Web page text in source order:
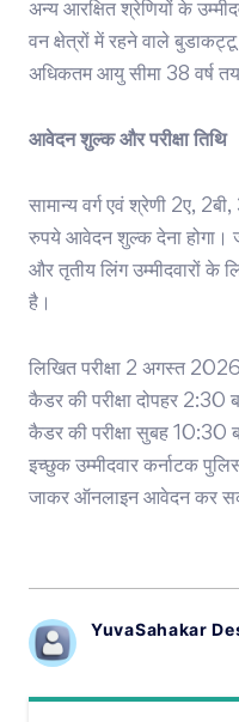
अन्य आरक्षित श्रेणियों के
वन क्षेत्रों में रहने वाले
अधिकतम आयु सीमा 38 वर्ष
आवेदन शुल्क और परीक्षा तिथि
सामान्य वर्ग एवं श्रेणी 2ए,
रुपये आवेदन शुल्क देना होगा।
और तृतीय लिंग उम्मीदवारों के
है।
लिखित परीक्षा 2 अगस्त
कैडर की परीक्षा दोपहर
कैडर की परीक्षा सुबह 10:30
इच्छुक उम्मीदवार कर्नाटक
जाकर ऑनलाइन आवेदन कर
YuvaSahakar